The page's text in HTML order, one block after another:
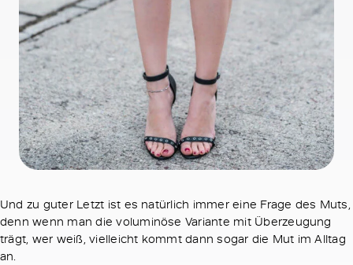
Und zu guter Letzt ist es natürlich immer eine Frage des Muts,
denn wenn man die voluminöse Variante mit Überzeugung
trägt, wer weiß, vielleicht kommt dann sogar die Mut im Alltag
an.